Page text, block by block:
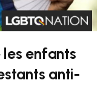
les enfants
anti-